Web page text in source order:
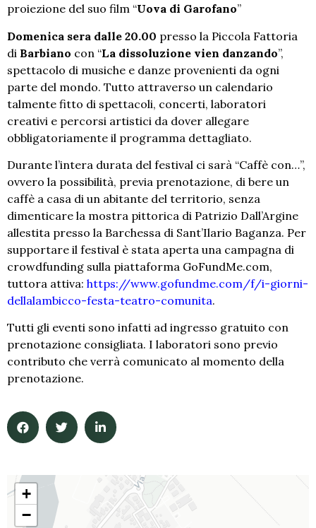
proiezione del suo film “Uova di Garofano”
Domenica sera dalle 20.00 presso la Piccola Fattoria
di Barbiano con “La dissoluzione vien danzando”,
spettacolo di musiche e danze provenienti da ogni
parte del mondo. Tutto attraverso un calendario
talmente fitto di spettacoli, concerti, laboratori
creativi e percorsi artistici da dover allegare
obbligatoriamente il programma dettagliato.
Durante l’intera durata del festival ci sarà “Caffè con…”,
ovvero la possibilità, previa prenotazione, di bere un
caffè a casa di un abitante del territorio, senza
dimenticare la mostra pittorica di Patrizio Dall’Argine
allestita presso la Barchessa di Sant’Ilario Baganza. Per
supportare il festival è stata aperta una campagna di
crowdfunding sulla piattaforma GoFundMe.com,
tuttora attiva: https://www.gofundme.com/f/i-giorni-
dellalambicco-festa-teatro-comunita.
Tutti gli eventi sono infatti ad ingresso gratuito con
prenotazione consigliata. I laboratori sono previo
contributo che verrà comunicato al momento della
prenotazione.
+
−